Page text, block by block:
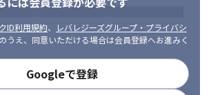
ID利用規約、
レバレジーズグループ・プライバシ
うえ、同意いただける場合は会員登録へお進みく
Googleで登録